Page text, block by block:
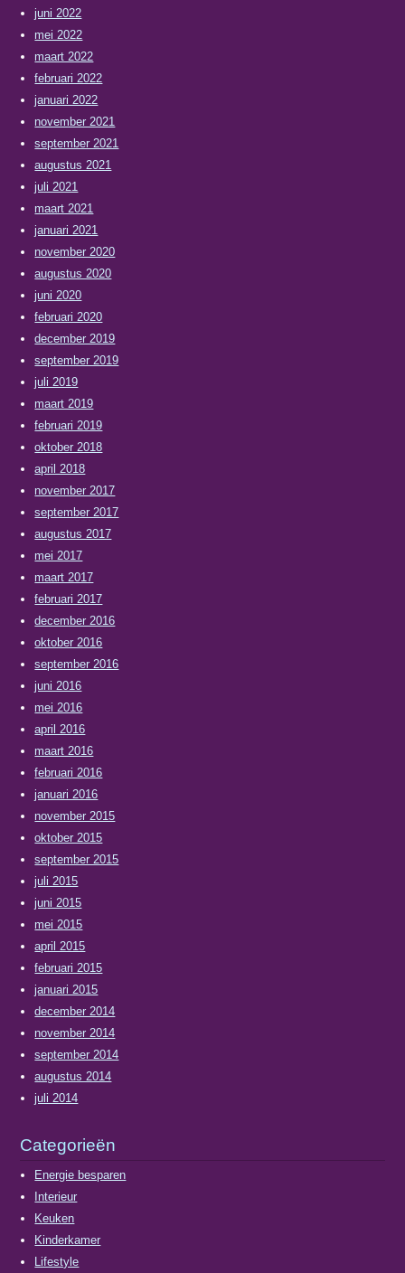
juni 2022
mei 2022
maart 2022
februari 2022
januari 2022
november 2021
september 2021
augustus 2021
juli 2021
maart 2021
januari 2021
november 2020
augustus 2020
juni 2020
februari 2020
december 2019
september 2019
juli 2019
maart 2019
februari 2019
oktober 2018
april 2018
november 2017
september 2017
augustus 2017
mei 2017
maart 2017
februari 2017
december 2016
oktober 2016
september 2016
juni 2016
mei 2016
april 2016
maart 2016
februari 2016
januari 2016
november 2015
oktober 2015
september 2015
juli 2015
juni 2015
mei 2015
april 2015
februari 2015
januari 2015
december 2014
november 2014
september 2014
augustus 2014
juli 2014
Categorieën
Energie besparen
Interieur
Keuken
Kinderkamer
Lifestyle